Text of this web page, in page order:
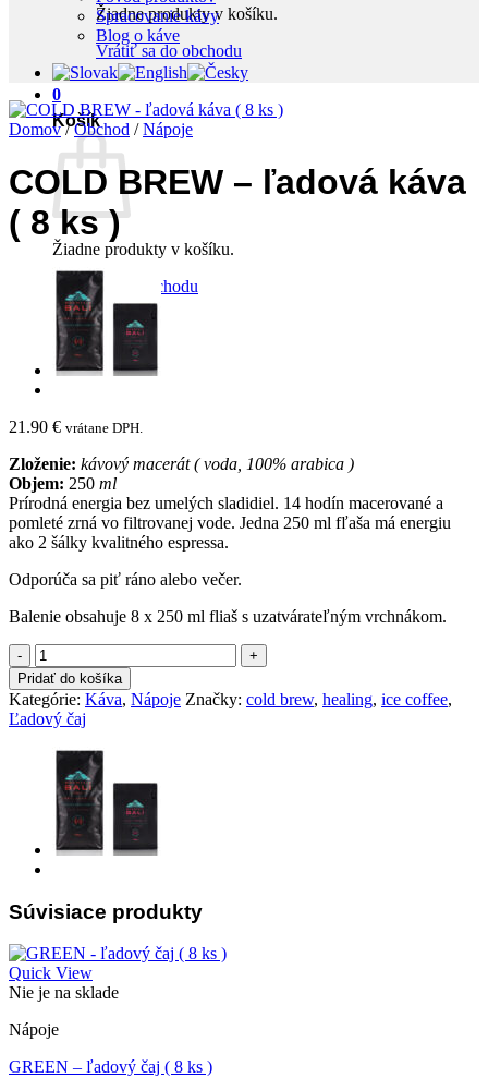
Žiadne produkty v košíku.
Vrátiť sa do obchodu
0
Košík
Žiadne produkty v košíku.
Vrátiť sa do obchodu
Spracovanie kávy
Blog o káve
Domov / Obchod / Nápoje
COLD BREW – ľadová káva
( 8 ks )
21.90 € vrátane DPH.
Zloženie: kávový macerát ( voda, 100% arabica )
Objem: 250 ml
Prírodná energia bez umelých sladidiel. 14 hodín macerované a
pomleté zrná vo filtrovanej vode. Jedna 250 ml fľaša má energiu
ako 2 šálky kvalitného espressa.
Odporúča sa piť ráno alebo večer.
Balenie obsahuje 8 x 250 ml fliaš s uzatvárateľným vrchnákom.
množstvo
COLD
BREW
-
ľadová
káva
Pridať do košíka
Kategórie: Káva, Nápoje Značky: cold brew, healing, ice coffee,
Ľadový čaj
Súvisiace produkty
Quick View
Nie je na sklade
Nápoje
GREEN – ľadový čaj ( 8 ks )